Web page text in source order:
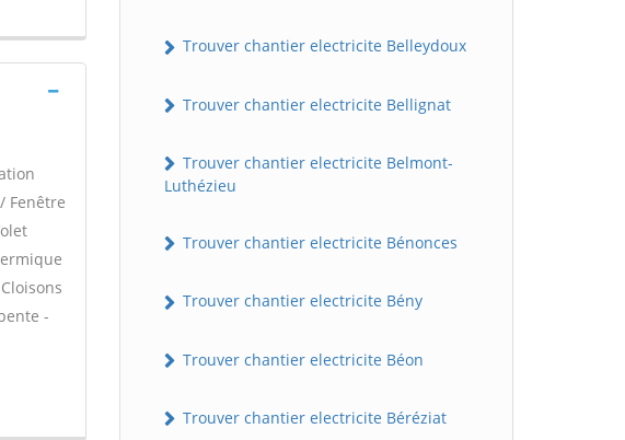
Fenêtre
-
Trouver chantier electricite Belleydoux
Trouver chantier electricite Bellignat
Trouver chantier electricite Belmont-
Luthézieu
Trouver chantier electricite Bénonces
Trouver chantier electricite Bény
Trouver chantier electricite Béon
Trouver chantier electricite Béréziat